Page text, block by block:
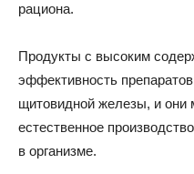
рациона.
Продукты с высоким
эффективность
щитовидной железы, и они
естественное
в организме.